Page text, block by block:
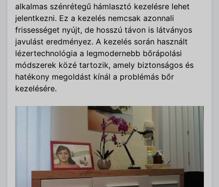
alkalmas szénrétegű hámlasztó kezelésre lehet
jelentkezni. Ez a kezelés nemcsak azonnali
frissességet nyújt, de hosszú távon is látványos
javulást eredményez. A kezelés során használt
lézertechnológia a legmodernebb bőrápolási
módszerek közé tartozik, amely biztonságos és
hatékony megoldást kínál a problémás bőr
kezelésére.